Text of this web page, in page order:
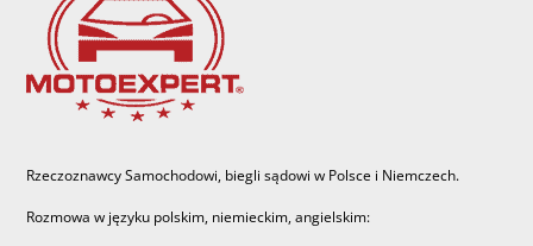
Rzeczoznawcy Samochodowi, biegli sądowi w Polsce i Niemczech.
Rozmowa w języku polskim, niemieckim, angielskim: